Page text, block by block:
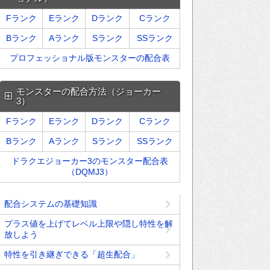
Fランク Eランク Dランク Cランク
Bランク Aランク Sランク SSランク
プロフェッショナル版モンスターの配合表
モンスターの配合方法（ジョーカー
3）
Fランク Eランク Dランク Cランク
Bランク Aランク Sランク SSランク
ドラクエジョーカー3のモンスター配合表
（DQMJ3）
配合システムの基礎知識
プラス値を上げてレベル上限や隠し特性を解
放しよう
特性を引き継ぎできる「超生配合」